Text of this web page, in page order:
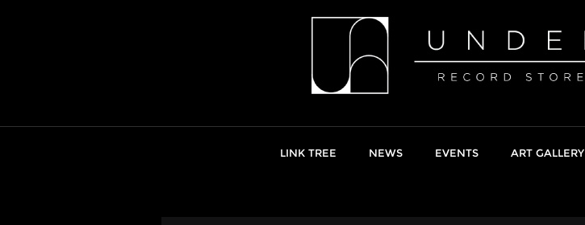
LINK TREE NEWS EVENTS ART GALLERY